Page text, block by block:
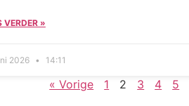
VERDER »
2026 14:11
« Vorige 1 2 3 4 5